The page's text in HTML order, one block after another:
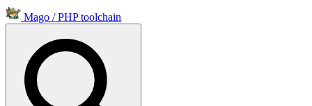
Mago / PHP toolchain